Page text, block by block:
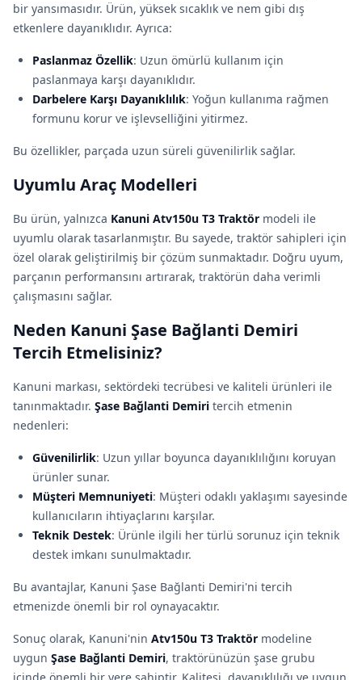
bir yansımasıdır. Ürün, yüksek sıcaklık ve nem gibi dış
etkenlere dayanıklıdır. Ayrıca:
Paslanmaz Özellik: Uzun ömürlü kullanım için
paslanmaya karşı dayanıklıdır.
Darbelere Karşı Dayanıklılık: Yoğun kullanıma rağmen
formunu korur ve işlevselliğini yitirmez.
Bu özellikler, parçada uzun süreli güvenilirlik sağlar.
Uyumlu Araç Modelleri
Bu ürün, yalnızca Kanuni Atv150u T3 Traktör modeli ile
uyumlu olarak tasarlanmıştır. Bu sayede, traktör sahipleri için
özel olarak geliştirilmiş bir çözüm sunmaktadır. Doğru uyum,
parçanın performansını artırarak, traktörün daha verimli
çalışmasını sağlar.
Neden Kanuni Şase Bağlanti Demiri
Tercih Etmelisiniz?
Kanuni markası, sektördeki tecrübesi ve kaliteli ürünleri ile
tanınmaktadır. Şase Bağlanti Demiri tercih etmenin
nedenleri:
Güvenilirlik: Uzun yıllar boyunca dayanıklılığını koruyan
ürünler sunar.
Müşteri Memnuniyeti: Müşteri odaklı yaklaşımı sayesinde
kullanıcıların ihtiyaçlarını karşılar.
Teknik Destek: Ürünle ilgili her türlü sorunuz için teknik
destek imkanı sunulmaktadır.
Bu avantajlar, Kanuni Şase Bağlanti Demiri'ni tercih
etmenizde önemli bir rol oynayacaktır.
Sonuç olarak, Kanuni'nin Atv150u T3 Traktör modeline
uygun Şase Bağlanti Demiri, traktörünüzün şase grubu